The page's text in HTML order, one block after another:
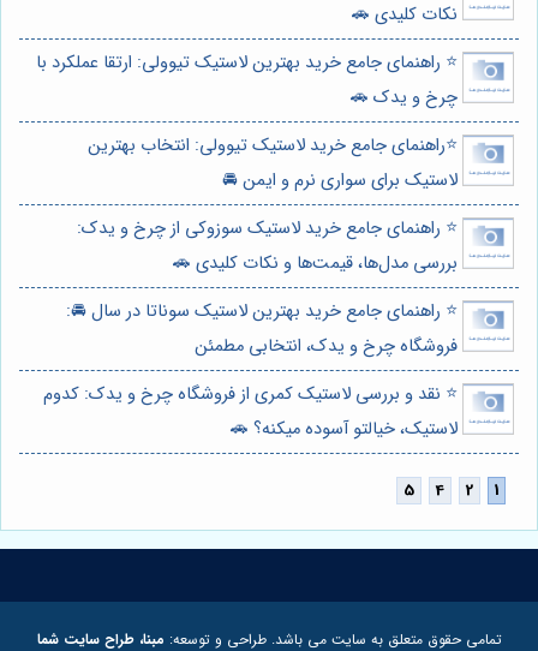
نکات کلیدی 🚗
⭐️ راهنمای جامع خرید بهترین لاستیک تیوولی: ارتقا عملکرد با
چرخ و یدک 🚗
⭐️راهنمای جامع خرید لاستیک تیوولی: انتخاب بهترین
لاستیک برای سواری نرم و ایمن 🚘
⭐️ راهنمای جامع خرید لاستیک سوزوکی از چرخ و یدک:
بررسی مدل‌ها، قیمت‌ها و نکات کلیدی 🚗
⭐️ راهنمای جامع خرید بهترین لاستیک سوناتا در سال 🚘:
فروشگاه چرخ و یدک، انتخابی مطمئن
⭐️ نقد و بررسی لاستیک کمری از فروشگاه چرخ و یدک: کدوم
لاستیک، خیالتو آسوده میکنه؟ 🚗
تمامی حقوق متعلق به سایت می باشد. طراحی و توسعه: مبنا، طراح سایت شما